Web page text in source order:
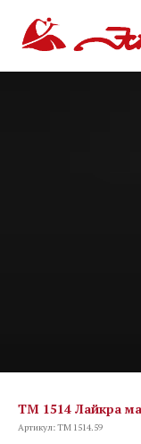
TM 1514 Лайкра
Артикул:TM 1514.59